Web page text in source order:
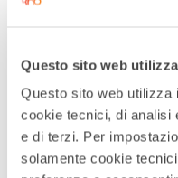
Questo sito web
Questo sito web
cookie tecnici, di analisi
e di terzi. Per
solamente cookie
Musica
Teatro